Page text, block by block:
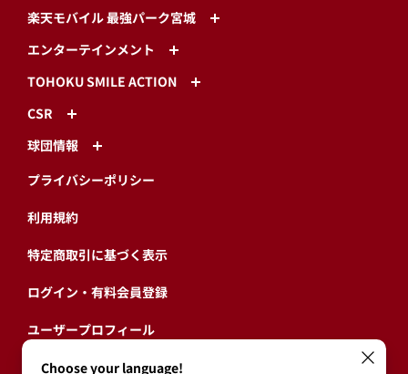
楽天モバイル 最強パーク宮城
エンターテインメント
TOHOKU SMILE ACTION
CSR
球団情報
プライバシーポリシー
利用規約
特定商取引に基づく表示
ログイン・有料会員登録
ユーザープロフィール
会員情報引継ぎ